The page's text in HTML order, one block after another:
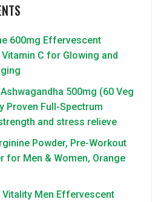
600mg Effervescent
C for Glowing and
500mg (60 Veg
Proven Full-Spectrum
and stress relieve
Powder, Pre-Workout
for Men & Women, Orange
Vitality Men Effervescent